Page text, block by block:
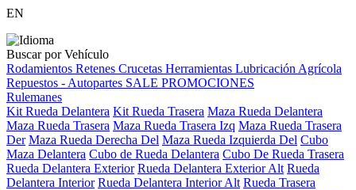
EN
Buscar por Vehículo
Rodamientos Retenes Crucetas Herramientas Lubricación Agrícola
Repuestos - Autopartes SALE PROMOCIONES
Rulemanes
Kit Rueda Delantera Kit Rueda Trasera Maza Rueda Delantera
Maza Rueda Trasera Maza Rueda Trasera Izq Maza Rueda Trasera
Der Maza Rueda Derecha Del Maza Rueda Izquierda Del Cubo
Maza Delantera Cubo de Rueda Delantera Cubo De Rueda Trasera
Rueda Delantera Exterior Rueda Delantera Exterior Alt Rueda
Delantera Interior Rueda Delantera Interior Alt Rueda Trasera